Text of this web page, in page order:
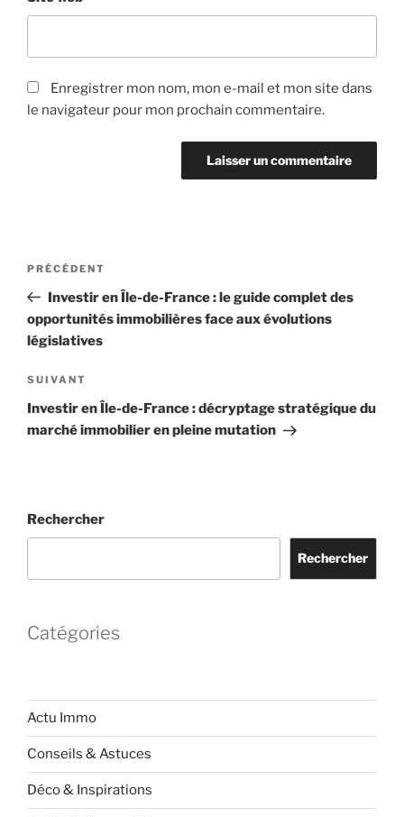
Enregistrer mon nom, mon e-mail et mon site dans
le navigateur pour mon prochain commentaire.
Navigation
l’article
Article
précédent
PRÉCÉDENT
Investir en Île-de-France : le guide complet des
opportunités immobilières face aux évolutions
législatives
Article
suivant
SUIVANT
Investir en Île-de-France : décryptage stratégique du
marché immobilier en pleine mutation
Rechercher
Rechercher
Catégories
Actu Immo
Conseils & Astuces
Déco & Inspirations